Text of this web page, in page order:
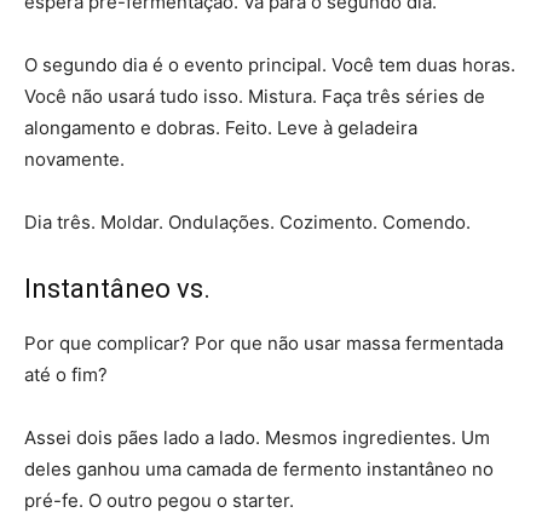
O segundo dia é o evento principal. Você tem duas horas.
Você não usará tudo isso. Mistura. Faça três séries de
alongamento e dobras. Feito. Leve à geladeira
novamente.
Dia três. Moldar. Ondulações. Cozimento. Comendo.
Instantâneo vs.
Por que complicar? Por que não usar massa fermentada
até o fim?
Assei dois pães lado a lado. Mesmos ingredientes. Um
deles ganhou uma camada de fermento instantâneo no
pré-fe. O outro pegou o starter.